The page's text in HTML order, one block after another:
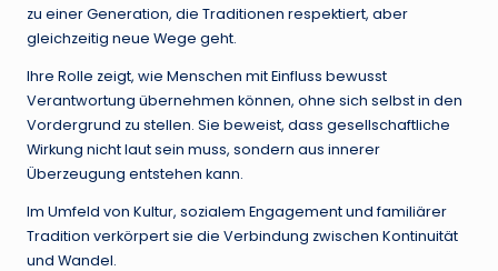
zu einer Generation, die Traditionen respektiert, aber
gleichzeitig neue Wege geht.
Ihre Rolle zeigt, wie Menschen mit Einfluss bewusst
Verantwortung übernehmen können, ohne sich selbst in den
Vordergrund zu stellen. Sie beweist, dass gesellschaftliche
Wirkung nicht laut sein muss, sondern aus innerer
Überzeugung entstehen kann.
Im Umfeld von Kultur, sozialem Engagement und familiärer
Tradition verkörpert sie die Verbindung zwischen Kontinuität
und Wandel.